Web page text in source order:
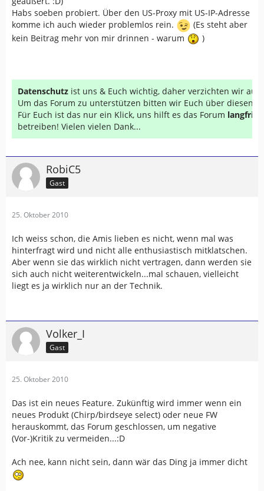
Habs soeben probiert. Über den US-Proxy mit US-IP-Adresse
komme ich auch wieder problemlos rein.
(Es steht aber
kein Beitrag mehr von mir drinnen - warum
)
Datenschutz ist uns & Euch wichtig, daher verzichten wir auf
Um das Forum zu unterstützen bitten wir Euch über diesen
Für Euch ist das nur ein Klick, uns hilft es das Forum
betreiben! Vielen vielen Dank...
RobiC5
Gast
25. Oktober 2010
Ich weiss schon, die Amis lieben es nicht, wenn mal was
hinterfragt wird und nicht alle enthusiastisch mitklatschen.
Aber wenn sie das wirklich nicht vertragen, dann werden sie
sich auch nicht weiterentwickeln...mal schauen, vielleicht
liegt es ja wirklich nur an der Technik.
Volker_I
Gast
25. Oktober 2010
Das ist ein neues Feature. Zukünftig wird immer wenn ein
neues Produkt (Chirp/birdseye select) oder neue FW
herauskommt, das Forum geschlossen, um negative
(Vor-)Kritik zu vermeiden...:D
Ach nee, kann nicht sein, dann wär das Ding ja immer dicht